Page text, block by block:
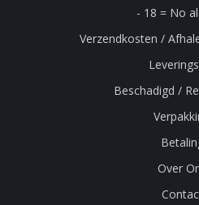
- 18 = No
Verzendkosten /
Beschadigd /
Over